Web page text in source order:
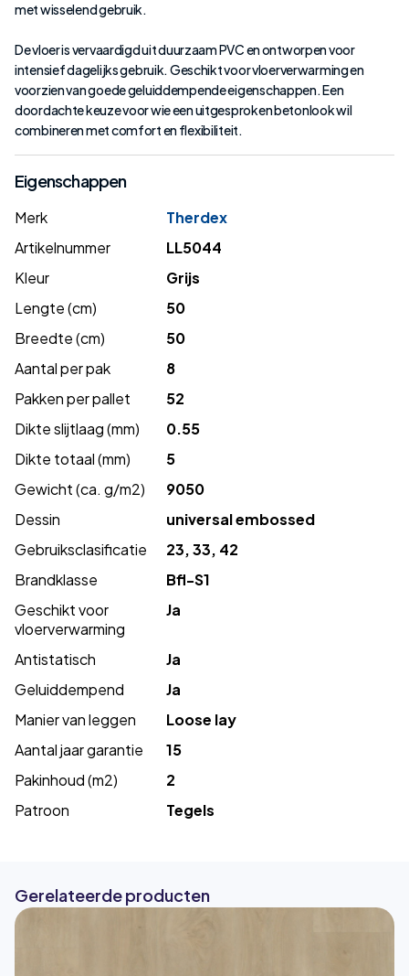
met wisselend gebruik.
De vloer is vervaardigd uit duurzaam PVC en ontworpen voor
intensief dagelijks gebruik. Geschikt voor vloerverwarming en
voorzien van goede geluiddempende eigenschappen. Een
doordachte keuze voor wie een uitgesproken betonlook wil
combineren met comfort en flexibiliteit.
Eigenschappen
Merk
Therdex
Artikelnummer
LL5044
Kleur
Grijs
Lengte (cm)
50
Breedte (cm)
50
Aantal per pak
8
Pakken per pallet
52
Dikte slijtlaag (mm)
0.55
Dikte totaal (mm)
5
Gewicht (ca. g/m2)
9050
Dessin
universal embossed
Gebruiksclasificatie
23, 33, 42
Brandklasse
Bfl-S1
Geschikt voor
vloerverwarming
Ja
Antistatisch
Ja
Geluiddempend
Ja
Manier van leggen
Loose lay
Aantal jaar garantie
15
Pakinhoud (m2)
2
Patroon
Tegels
Gerelateerde producten